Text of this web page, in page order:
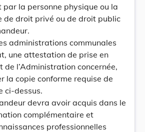
par la personne physique ou la
de droit privé ou de droit public
administrations communales
une attestation de prise en
de l’Administration concernée,
la copie conforme requise de
ci-dessus.
devra avoir acquis dans le
complémentaire et
professionnelles